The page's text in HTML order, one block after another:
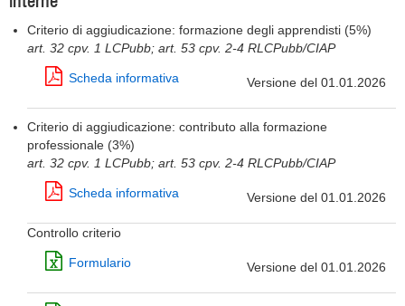
Criterio di aggiudicazione: formazione degli apprendisti (5%)
art. 32 cpv. 1 LCPubb; art. 53 cpv. 2-4 RLCPubb/CIAP
Scheda informativa Versione del 01.01.2026
Criterio di aggiudicazione: contributo alla formazione
professionale (3%)
art. 32 cpv. 1 LCPubb; art. 53 cpv. 2-4 RLCPubb/CIAP
Scheda informativa Versione del 01.01.2026
Controllo criterio
Formulario Versione del 01.01.2026